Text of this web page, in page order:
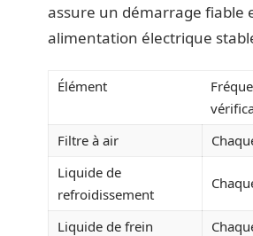
assure un démarrage fiable
alimentation électrique
Élément
Filtre à air
Liquide de
refroidissement
Liquide de frein